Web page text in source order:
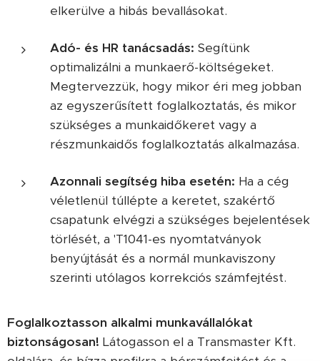
elkerülve a hibás bevallásokat.
Adó- és HR tanácsadás: Segítünk
optimalizálni a munkaerő-költségeket.
Megtervezzük, hogy mikor éri meg jobban
az egyszerűsített foglalkoztatás, és mikor
szükséges a munkaidőkeret vagy a
részmunkaidős foglalkoztatás alkalmazása.
Azonnali segítség hiba esetén: Ha a cég
véletlenül túllépte a keretet, szakértő
csapatunk elvégzi a szükséges bejelentések
törlését, a 'T1041-es nyomtatványok
benyújtását és a normál munkaviszony
szerinti utólagos korrekciós számfejtést.
Foglalkoztasson alkalmi munkavállalókat
biztonságosan! Látogasson el a Transmaster Kft.